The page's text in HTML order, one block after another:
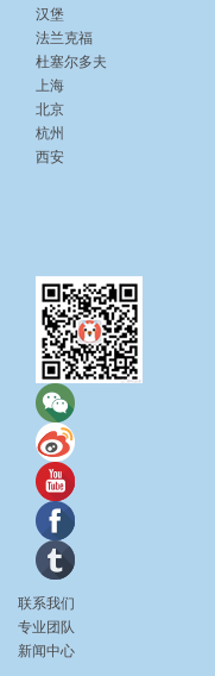
汉堡
法兰克福
杜塞尔多夫
上海
北京
杭州
西安
联系我们
专业团队
新闻中心